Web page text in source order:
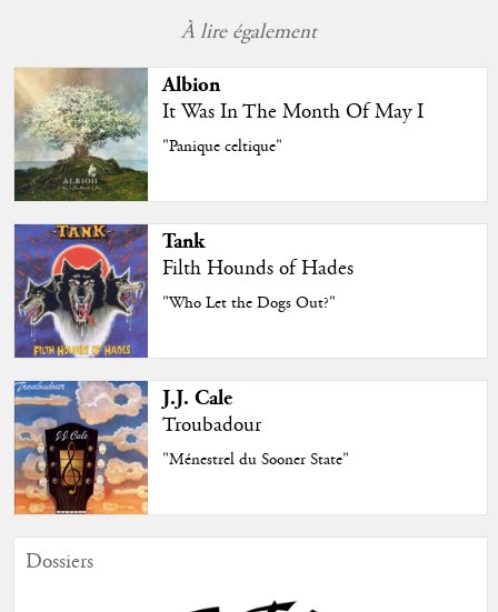
À lire également
Albion
It Was In The Month Of May I
"Panique celtique"
Tank
Filth Hounds of Hades
"Who Let the Dogs Out?"
J.J. Cale
Troubadour
"Ménestrel du Sooner State"
Dossiers